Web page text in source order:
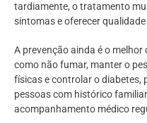
tardiamente, o tratamento
sintomas e oferecer
A prevenção ainda é o
como não fumar, manter o
físicas e controlar o diabetes,
pessoas com histórico
acompanhamento médico